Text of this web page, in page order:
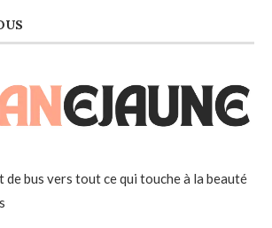
bus vers tout ce qui touche à la beauté